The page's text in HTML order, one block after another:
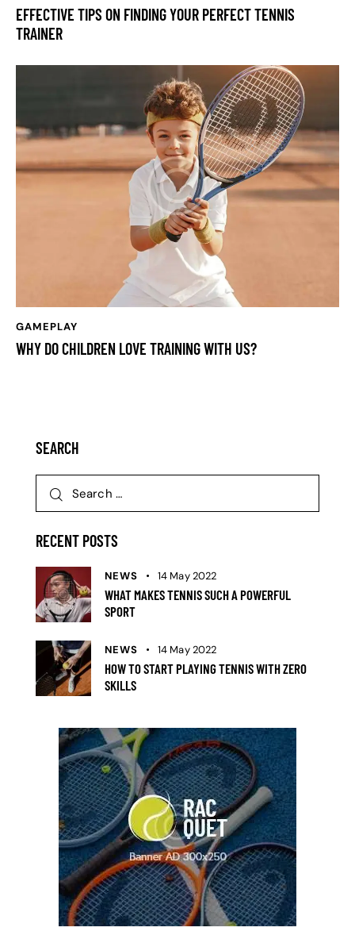
EFFECTIVE TIPS ON FINDING YOUR PERFECT TENNIS
TRAINER
GAMEPLAY
WHY DO CHILDREN LOVE TRAINING WITH US?
SEARCH
RECENT POSTS
NEWS 14 May 2022
WHAT MAKES TENNIS SUCH A POWERFUL
SPORT
NEWS 14 May 2022
HOW TO START PLAYING TENNIS WITH ZERO
SKILLS